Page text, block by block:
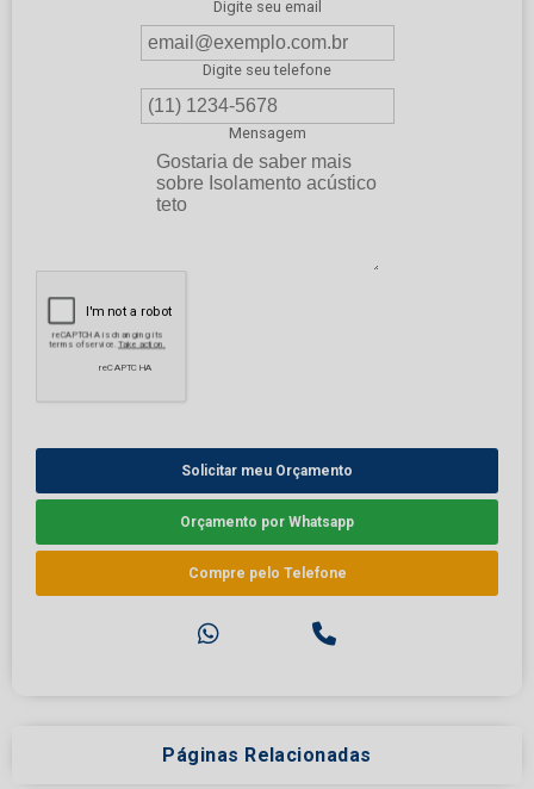
Digite seu email
Digite seu telefone
Mensagem
Solicitar meu Orçamento
Orçamento por Whatsapp
Compre pelo Telefone
Páginas Relacionadas